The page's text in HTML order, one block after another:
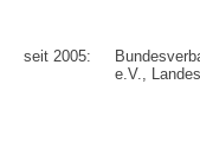
seit 2005:
e.V.,